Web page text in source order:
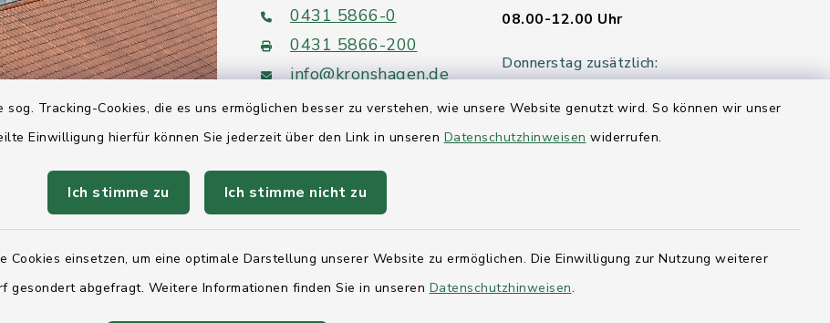
Tracking-Cookies, die es uns ermöglichen besser zu verstehen, wie unsere Website genutzt wird. So können wir unser
Einwilligung hierfür können Sie jederzeit über den Link in unseren Datenschutzhinweisen widerrufen.
Ich stimme zu Ich stimme nicht zu
einsetzen, um eine optimale Darstellung unserer Website zu ermöglichen. Die Einwilligung zur Nutzung weiterer
gesondert abgefragt. Weitere Informationen finden Sie in unseren Datenschutzhinweisen.
0431 5866-0
0431 5866-200
info@kronshagen.de
08.00-12.00 Uhr
Donnerstag zusätzlich:
Mittwoch:
Quicklinks
Landesregierung Schleswig-